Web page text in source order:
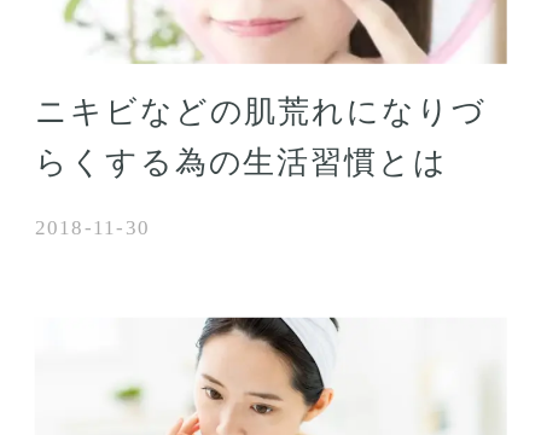
ニキビなどの肌荒れになりづ
らくする為の生活習慣とは
2018-11-30